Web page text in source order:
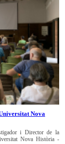
Nova
i Director de la
Nova Història -